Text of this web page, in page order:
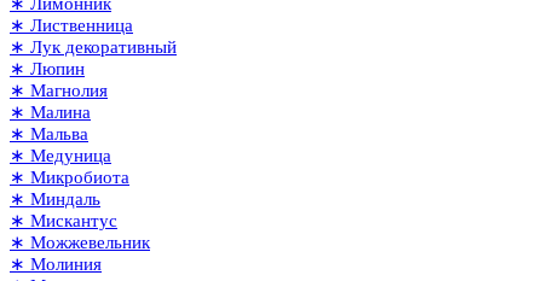
∗ Лиственница
∗ Лук декоративный
∗ Люпин
∗ Магнолия
∗ Малина
∗ Мальва
∗ Медуница
∗ Микробиота
∗ Миндаль
∗ Мискантус
∗ Можжевельник
∗ Молиния